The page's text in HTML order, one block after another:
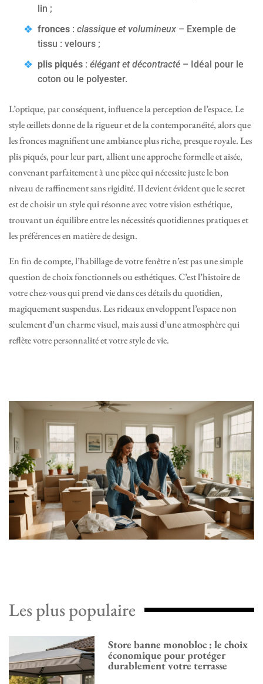
lin ;
fronces : classique et volumineux – Exemple de
tissu : velours ;
plis piqués : élégant et décontracté – Idéal pour le
coton ou le polyester.
L’optique, par conséquent, influence la perception de l’espace. Le
style œillets donne de la rigueur et de la contemporanéité, alors que
les fronces magnifient une ambiance plus riche, presque royale. Les
plis piqués, pour leur part, allient une approche formelle et aisée,
convenant parfaitement à une pièce qui nécessite juste le bon
niveau de raffinement sans rigidité. Il devient évident que le secret
est de choisir un style qui résonne avec votre vision esthétique,
trouvant un équilibre entre les nécessités quotidiennes pratiques et
les préférences en matière de design.
En fin de compte, l’habillage de votre fenêtre n’est pas une simple
question de choix fonctionnels ou esthétiques. C’est l’histoire de
votre chez-vous qui prend vie dans ces détails du quotidien,
magiquement suspendus. Les rideaux enveloppent l’espace non
seulement d’un charme visuel, mais aussi d’une atmosphère qui
reflète votre personnalité et votre style de vie.
Les plus populaire
Store banne monobloc : le choix
économique pour protéger
durablement votre terrasse